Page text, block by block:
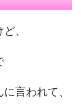
、
言われて、